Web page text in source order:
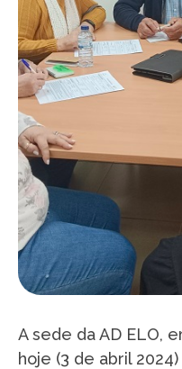
A sede da AD ELO,
hoje (3 de abril